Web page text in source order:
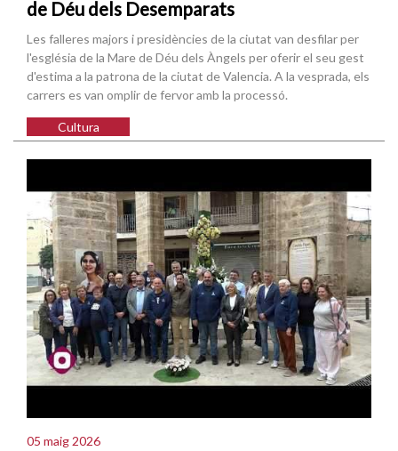
de Déu dels Desemparats
Les falleres majors i presidències de la ciutat van desfilar per
l'església de la Mare de Déu dels Àngels per oferir el seu gest
d'estima a la patrona de la ciutat de Valencia. A la vesprada, els
carrers es van omplir de fervor amb la processó.
Cultura
05 maig 2026